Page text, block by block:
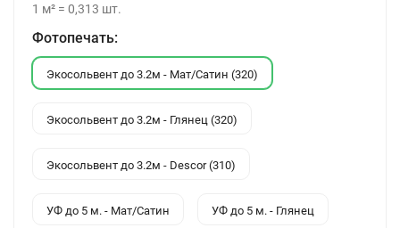
1 м² = 0,313 шт.
Фотопечать:
Экосольвент до 3.2м - Мат/Сатин (320)
Экосольвент до 3.2м - Глянец (320)
Экосольвент до 3.2м - Descor (310)
УФ до 5 м. - Мат/Сатин УФ до 5 м. - Глянец